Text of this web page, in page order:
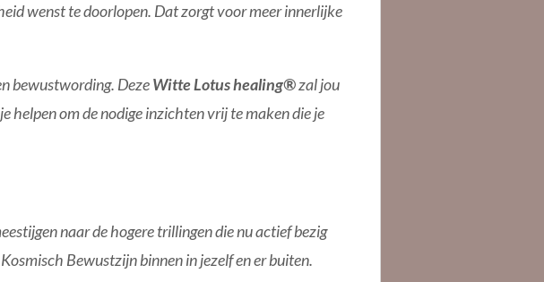
wenst te doorlopen. Dat zorgt voor meer innerlijke
bewustwording. DezeWitte Lotus healing®zal jou
helpen om de nodige inzichten vrij te maken die je
naar de hogere trillingen die nu actief bezig
Bewustzijn binnen in jezelf en er buiten.